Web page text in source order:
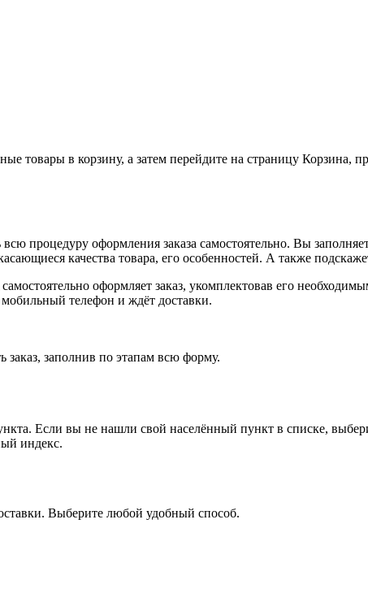
товары в корзину, а затем перейдите на страницу Корзина,
процедуру оформления заказа самостоятельно. Вы
качества товара, его особенностей. А также
оформляет заказ, укомплектовав его
телефон и ждёт доставки.
заполнив по этапам всю форму.
Если вы не нашли свой населённый пункт в списке,
индекс.
Выберите любой удобный способ.